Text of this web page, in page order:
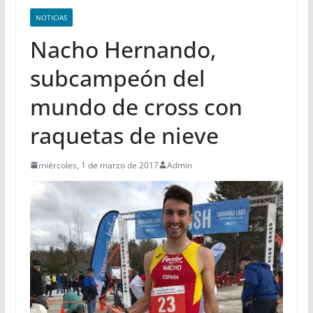
NOTICIAS
Nacho Hernando,
subcampeón del
mundo de cross con
raquetas de nieve
miércoles, 1 de marzo de 2017 Admin